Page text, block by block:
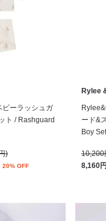
ビーラッシュガ
ト / Rashguard
)
20% OFF
Rylee
ード&
Boy
10,200
8,160